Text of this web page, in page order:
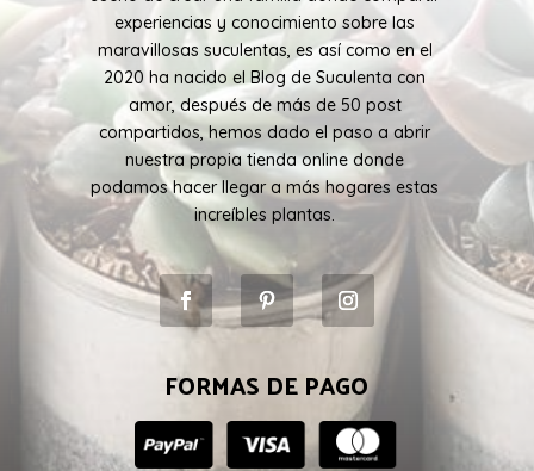
experiencias y conocimiento sobre las
maravillosas suculentas, es así como en el
2020 ha nacido el Blog de Suculenta con
amor, después de más de 50 post
compartidos, hemos dado el paso a abrir
nuestra propia tienda online donde
podamos hacer llegar a más hogares estas
increíbles plantas.
FORMAS DE PAGO